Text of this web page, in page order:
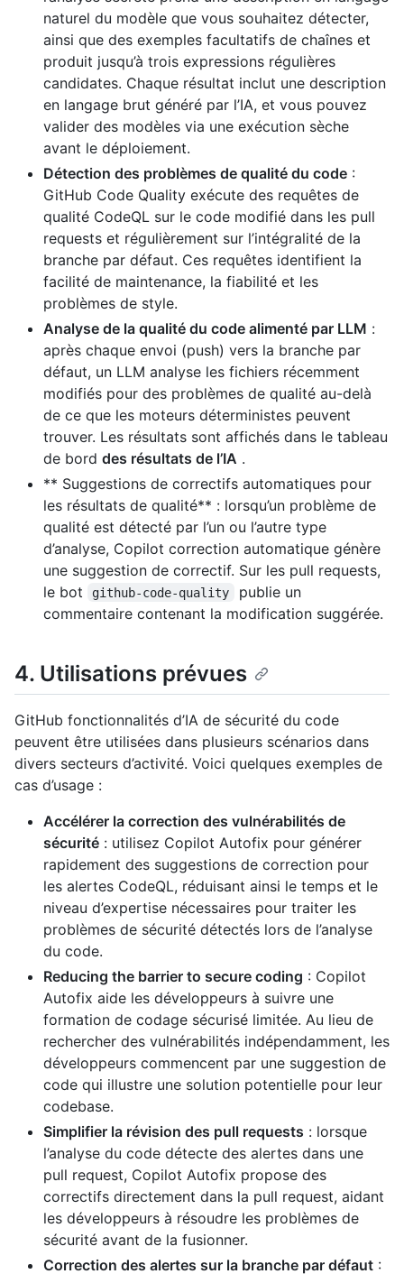
naturel du modèle que vous souhaitez détecter,
ainsi que des exemples facultatifs de chaînes et
produit jusqu’à trois expressions régulières
candidates. Chaque résultat inclut une description
en langage brut généré par l’IA, et vous pouvez
valider des modèles via une exécution sèche
avant le déploiement.
Détection des problèmes de qualité du code :
GitHub Code Quality exécute des requêtes de
qualité CodeQL sur le code modifié dans les pull
requests et régulièrement sur l’intégralité de la
branche par défaut. Ces requêtes identifient la
facilité de maintenance, la fiabilité et les
problèmes de style.
Analyse de la qualité du code alimenté par LLM :
après chaque envoi (push) vers la branche par
défaut, un LLM analyse les fichiers récemment
modifiés pour des problèmes de qualité au-delà
de ce que les moteurs déterministes peuvent
trouver. Les résultats sont affichés dans le tableau
de bord des résultats de l’IA .
** Suggestions de correctifs automatiques pour
les résultats de qualité** : lorsqu’un problème de
qualité est détecté par l’un ou l’autre type
d’analyse, Copilot correction automatique génère
une suggestion de correctif. Sur les pull requests,
le bot
github-code-quality
publie un
commentaire contenant la modification suggérée.
4. Utilisations prévues
GitHub fonctionnalités d’IA de sécurité du code
peuvent être utilisées dans plusieurs scénarios dans
divers secteurs d’activité. Voici quelques exemples de
cas d’usage :
Accélérer la correction des vulnérabilités de
sécurité : utilisez Copilot Autofix pour générer
rapidement des suggestions de correction pour
les alertes CodeQL, réduisant ainsi le temps et le
niveau d’expertise nécessaires pour traiter les
problèmes de sécurité détectés lors de l’analyse
du code.
Reducing the barrier to secure coding : Copilot
Autofix aide les développeurs à suivre une
formation de codage sécurisé limitée. Au lieu de
rechercher des vulnérabilités indépendamment, les
développeurs commencent par une suggestion de
code qui illustre une solution potentielle pour leur
codebase.
Simplifier la révision des pull requests : lorsque
l’analyse du code détecte des alertes dans une
pull request, Copilot Autofix propose des
correctifs directement dans la pull request, aidant
les développeurs à résoudre les problèmes de
sécurité avant de la fusionner.
Correction des alertes sur la branche par défaut :